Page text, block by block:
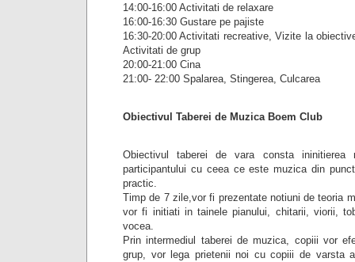
14:00-16:00 Activitati de relaxare
16:00-16:30 Gustare pe pajiste
16:30-20:00 Activitati recreative, Vizite la
Activitati de grup
20:00-21:00 Cina
21:00- 22:00 Spalarea, Stingerea, Culcarea
Obiectivul Taberei de Muzica Boem Club
Obiectivul taberei de vara consta ininitierea
participantului cu ceea ce este muzica din
practic.
Timp de 7 zile,vor fi prezentate notiuni de teoria
vor fi initiati in tainele pianului, chitarii, viorii,
vocea.
Prin intermediul taberei de muzica, copiii vor
grup, vor lega prietenii noi cu copiii de varsta